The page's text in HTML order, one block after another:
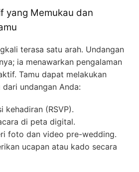
yang Memukau dan
terasa satu arah. Undangan
ia menawarkan pengalaman
Tamu dapat melakukan
undangan Anda:
kehadiran (RSVP).
di peta digital.
foto dan video pre-wedding.
ucapan atau kado secara